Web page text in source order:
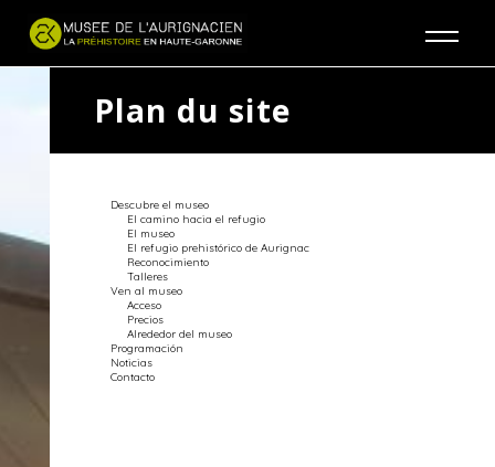
Plan du site
Descubre el museo
El camino hacia el refugio
El museo
El refugio prehistórico de Aurignac
Reconocimiento
Talleres
Ven al museo
Acceso
Precios
Alrededor del museo
Programación
Noticias
Contacto